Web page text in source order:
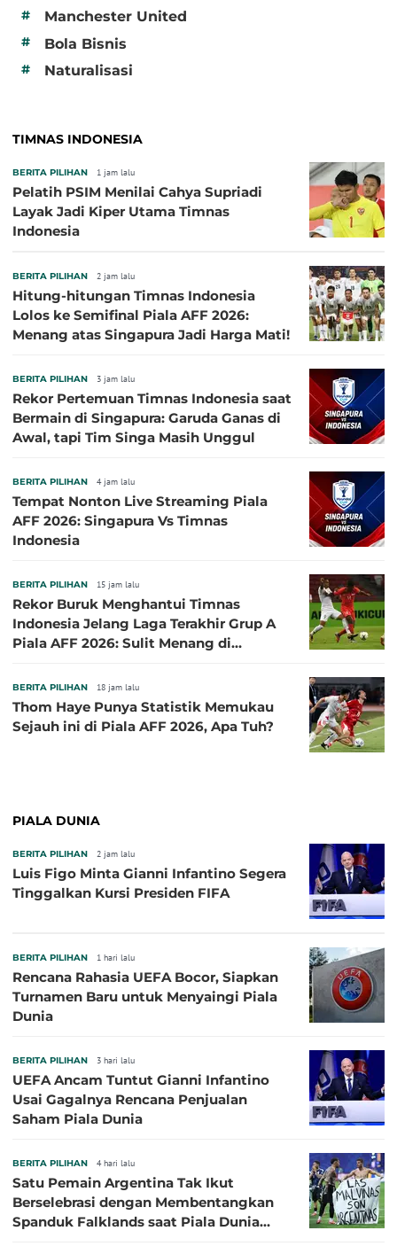
# Manchester United
# Bola Bisnis
# Naturalisasi
TIMNAS INDONESIA
BERITA PILIHAN 1 jam lalu
Pelatih PSIM Menilai Cahya Supriadi
Layak Jadi Kiper Utama Timnas
Indonesia
BERITA PILIHAN 2 jam lalu
Hitung-hitungan Timnas Indonesia
Lolos ke Semifinal Piala AFF 2026:
Menang atas Singapura Jadi Harga Mati!
BERITA PILIHAN 3 jam lalu
Rekor Pertemuan Timnas Indonesia saat
Bermain di Singapura: Garuda Ganas di
Awal, tapi Tim Singa Masih Unggul
BERITA PILIHAN 4 jam lalu
Tempat Nonton Live Streaming Piala
AFF 2026: Singapura Vs Timnas
Indonesia
BERITA PILIHAN 15 jam lalu
Rekor Buruk Menghantui Timnas
Indonesia Jelang Laga Terakhir Grup A
Piala AFF 2026: Sulit Menang di
BERITA PILIHAN 18 jam lalu
Thom Haye Punya Statistik Memukau
Sejauh ini di Piala AFF 2026, Apa Tuh?
PIALA DUNIA
BERITA PILIHAN 2 jam lalu
Luis Figo Minta Gianni Infantino Segera
Tinggalkan Kursi Presiden FIFA
BERITA PILIHAN 1 hari lalu
Rencana Rahasia UEFA Bocor, Siapkan
Turnamen Baru untuk Menyaingi Piala
Dunia
BERITA PILIHAN 3 hari lalu
UEFA Ancam Tuntut Gianni Infantino
Usai Gagalnya Rencana Penjualan
Saham Piala Dunia
BERITA PILIHAN 4 hari lalu
Satu Pemain Argentina Tak Ikut
Berselebrasi dengan Membentangkan
Spanduk Falklands saat Piala Dunia